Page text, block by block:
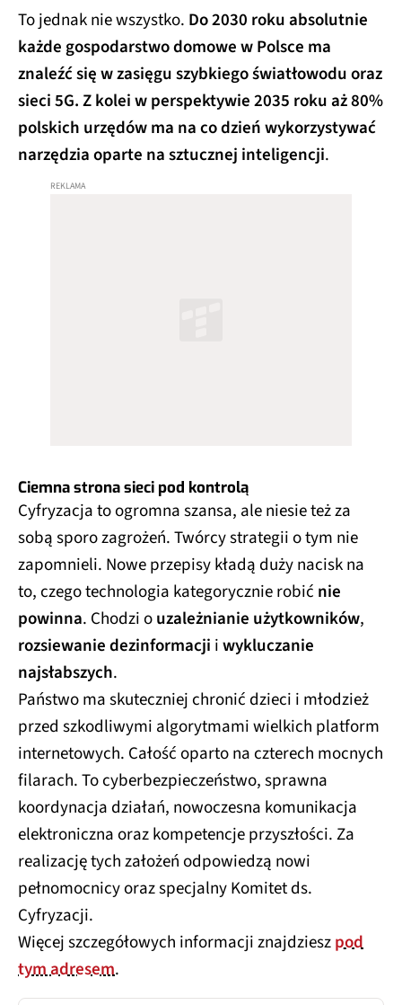
To jednak nie wszystko. Do 2030 roku absolutnie
każde gospodarstwo domowe w Polsce ma
znaleźć się w zasięgu szybkiego światłowodu oraz
sieci 5G. Z kolei w perspektywie 2035 roku aż 80%
polskich urzędów ma na co dzień wykorzystywać
narzędzia oparte na sztucznej inteligencji.
Ciemna strona sieci pod kontrolą
Cyfryzacja to ogromna szansa, ale niesie też za
sobą sporo zagrożeń. Twórcy strategii o tym nie
zapomnieli. Nowe przepisy kładą duży nacisk na
to, czego technologia kategorycznie robić nie
powinna. Chodzi ouzależnianie użytkowników,
rozsiewanie dezinformacji iwykluczanie
najsłabszych.
Państwo ma skuteczniej chronić dzieci i młodzież
przed szkodliwymi algorytmami wielkich platform
internetowych. Całość oparto na czterech mocnych
filarach. To cyberbezpieczeństwo, sprawna
koordynacja działań, nowoczesna komunikacja
elektroniczna oraz kompetencje przyszłości. Za
realizację tych założeń odpowiedzą nowi
pełnomocnicy oraz specjalny Komitet ds.
Cyfryzacji.
Więcej szczegółowych informacji znajdzieszpod
tym adresem.